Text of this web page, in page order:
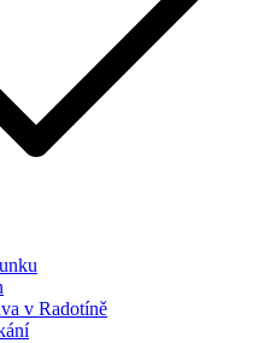
v Radotíně